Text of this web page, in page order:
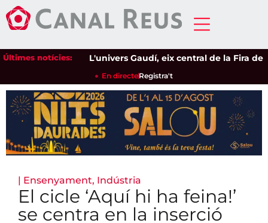
Últimes notícies:L'univers Gaudí, eix central de la Fira de
En directeRegistra't
| Ensenyament, Indústria
El cicle ‘Aquí hi ha feina!’
se centra en la inserció